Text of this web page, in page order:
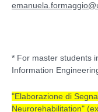
* For master students
Information
"Elaborazione di
Neurorehabilitation"